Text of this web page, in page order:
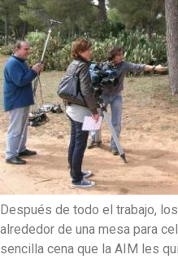
Después de todo el trabajo,
alrededor de una mesa para
sencilla cena que la AIM les